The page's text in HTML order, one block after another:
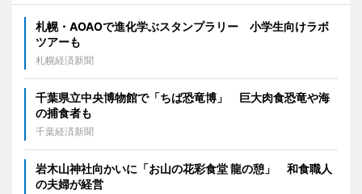
札幌・AOAOで進化学ぶスタンプラリー 小学生向けラボ
ツアーも
札幌経済新聞
千葉県立中央博物館で「ちば恐竜博」 巨大肉食恐竜や海
の捕食者も
千葉経済新聞
岩木山神社向かいに「お山の花彩食堂 龍の憩」 和食職人
の夫婦が経営